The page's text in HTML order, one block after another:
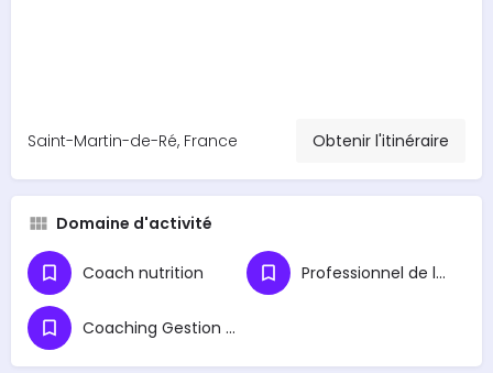
Saint-Martin-de-Ré, France Obtenir l'itinéraire
Domaine d'activité
Coach nutrition Professionnel de la santé
Coaching Gestion du Stress